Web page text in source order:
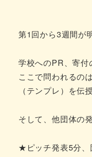
第1回から3週間が
学校へのPR、寄付
ここで問われるの
（テンプレ）を伝
そして、他団体の
★ピッチ発表5分、